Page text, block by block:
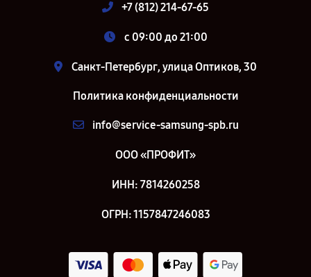
+7 (812) 214-67-65
c 09:00 до 21:00
Санкт-Петербург, улица Оптиков, 30
Политика конфиденциальности
info@service-samsung-spb.ru
ООО «ПРОФИТ»
ИНН: 7814260258
ОГРН: 1157847246083